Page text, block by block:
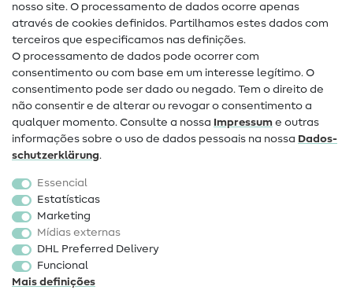
Ajuda e contacto
Contacto
Mudança de proprietário
Perguntas frequentes (FAQ)
Direito de cancelamento
Popular
Tecidos
Acessórios de costura
Promoção
nosso site. O processamento de dados ocorre apenas
através de cookies definidos. Partilhamos estes dados com
terceiros que especificamos nas definições.
O processamento de dados pode ocorrer com
consentimento ou com base em um interesse legítimo. O
consentimento pode ser dado ou negado. Tem o direito de
não consentir e de alterar ou revogar o consentimento a
qualquer momento. Consulte a nossa Impressum e outras
informações sobre o uso de dados pessoais na nossa Dados­
schutz­erklärung.
Essencial
Estatísticas
Marketing
Mídias externas
DHL Preferred Delivery
Funcional
Mais definições